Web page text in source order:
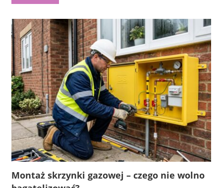
Montaż skrzynki gazowej – czego nie wolno